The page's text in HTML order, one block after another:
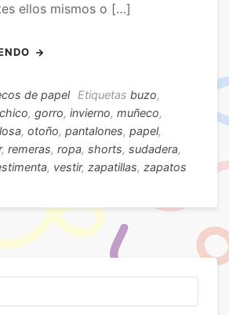
ellos mismos o […]
de papel Etiquetas buzo,
chico, gorro, invierno, muñeco,
, otoño, pantalones, papel,
, remeras, ropa, shorts, sudadera,
, vestir, zapatillas, zapatos